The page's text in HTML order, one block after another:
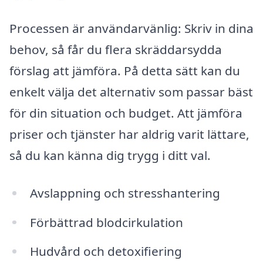
Processen är användarvänlig: Skriv in dina
behov, så får du flera skräddarsydda
förslag att jämföra. På detta sätt kan du
enkelt välja det alternativ som passar bäst
för din situation och budget. Att jämföra
priser och tjänster har aldrig varit lättare,
så du kan känna dig trygg i ditt val.
Avslappning och stresshantering
Förbättrad blodcirkulation
Hudvård och detoxifiering